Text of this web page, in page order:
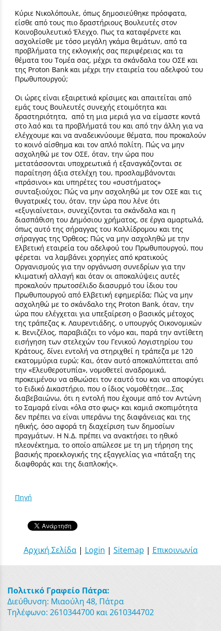
Κύριε Νικολόπουλε, όπως δημοσιεύθηκε πρόσφατα,
είσθε από τους πιο δραστήριους Βουλευτές στον
Κοινοβουλευτικό Έλεγχο. Πως τα καταφέρνετε και
ασχολείσθε με τόσο μεγάλη γκάμα θεμάτων, από τα
προβλήματα της εκλογικής σας περιφέρειας και τα
θέματα του Τομέα σας, μέχρι τα σκάνδαλα του ΟΣΕ και
της Proton Bank και μέχρι την εταιρεία του αδελφού του
Πρωθυπουργού;
Οι ώρες είναι εξαιρετικά κρίσιμες και απαιτείται από
εμάς τους Βουλευτές συνεχής ετοιμότητα και
δραστηριότητα, από τη μια μεριά για να είμαστε κοντά
στο λαό και τα προβλήματά του και από την άλλη για να
ελέγχουμε και να αναδεικνύουμε θέματα, που προκαλούν
το κοινό αίσθημα και τον απλό πολίτη. Πώς να μην
ασχοληθώ με τον ΟΣΕ, όταν, την ώρα που
μετατάσσονται υποχρεωτικά ή εξαναγκάζονται σε
παραίτηση άξια στελέχη του, προσλαμβάνονται
«πράσινοι» και υπηρέτες του «συστήματος»
συνταξιούχοι; Πώς να μην ασχοληθώ με τον ΟΣΕ και τις
θυγατρικές του, όταν, την ώρα που λένε ότι
«εξυγιαίνεται», συνεχίζονται τα σκάνδαλα και η
διασπάθιση του Δημόσιου χρήματος, σε έργα αμαρτωλά,
όπως αυτό της σήραγγας του Καλλίδρομου και της
σήραγγας της Όρθεος; Πώς να μην ασχοληθώ με την
Ελβετική εταιρεία του αδελφού του Πρωθυπουργού, που
φέρεται να λαμβάνει χορηγίες από κρατικούς
Οργανισμούς για την οργάνωση συνεδρίων για την
κλιματική αλλαγή και όταν οι αποκαλύψεις αυτές
προκαλούν πρωτοσέλιδο διασυρμό του ίδιου του
Πρωθυπουργού από Ελβετική εφημερίδα; Πώς να μην
ασχοληθώ με το σκάνδαλο της Proton Bank, όταν, την
ώρα που ελέγχεται για υπεξαίρεση ο βασικός μέτοχος
της τράπεζας κ. Λαυρεντιάδης, ο υπουργός Οικονομικών
κ. Βενιζέλος, παραβιάζει το νόμο και, παρά την αντίθετη
εισήγηση των στελεχών του Γενικού Λογιστηρίου του
Κράτους, δίνει εντολή να στηριχθεί η τράπεζα με 120
εκατομμύρια ευρώ; Και, όταν αυτό αποκαλύπτεται από
την «Ελευθεροτυπία», νομοθετεί αναδρομικά,
προκειμένου να αθωώσει τον εαυτό του και να αποφύγει
το Ειδικό Δικαστήριο, που ο ίδιος νομοθέτησε...Σας
διαβεβαιώνω, ότι η εντολή που έχουμε από τον Αντώνη
το Σαμαρά είναι «όλα στο φως» και καμιά σκοπιμότητα
δεν πρέπει να είναι υπεράνω της διαφάνειας και της
ηθικής, όσο αφορά τη διαχείριση των δημοσίων
πραγμάτων. Η Ν.Δ. πρέπει να ανακτήσει το ηθικό
πλεονέκτημα, το οποίο απώλεσε με τη μη τήρηση της
βασικής προεκλογικής της εξαγγελίας για «πάταξη της
διαφθοράς και της διαπλοκής».
Πηγή
Αρχική Σελίδα| Login | Sitemap | Επικοινωνία
Πολιτικό Γραφείο Πάτρα:
Διεύθυνση: Μιαούλη 48, Πάτρα
Τηλέφωνο: 2610344700 και 2610344702